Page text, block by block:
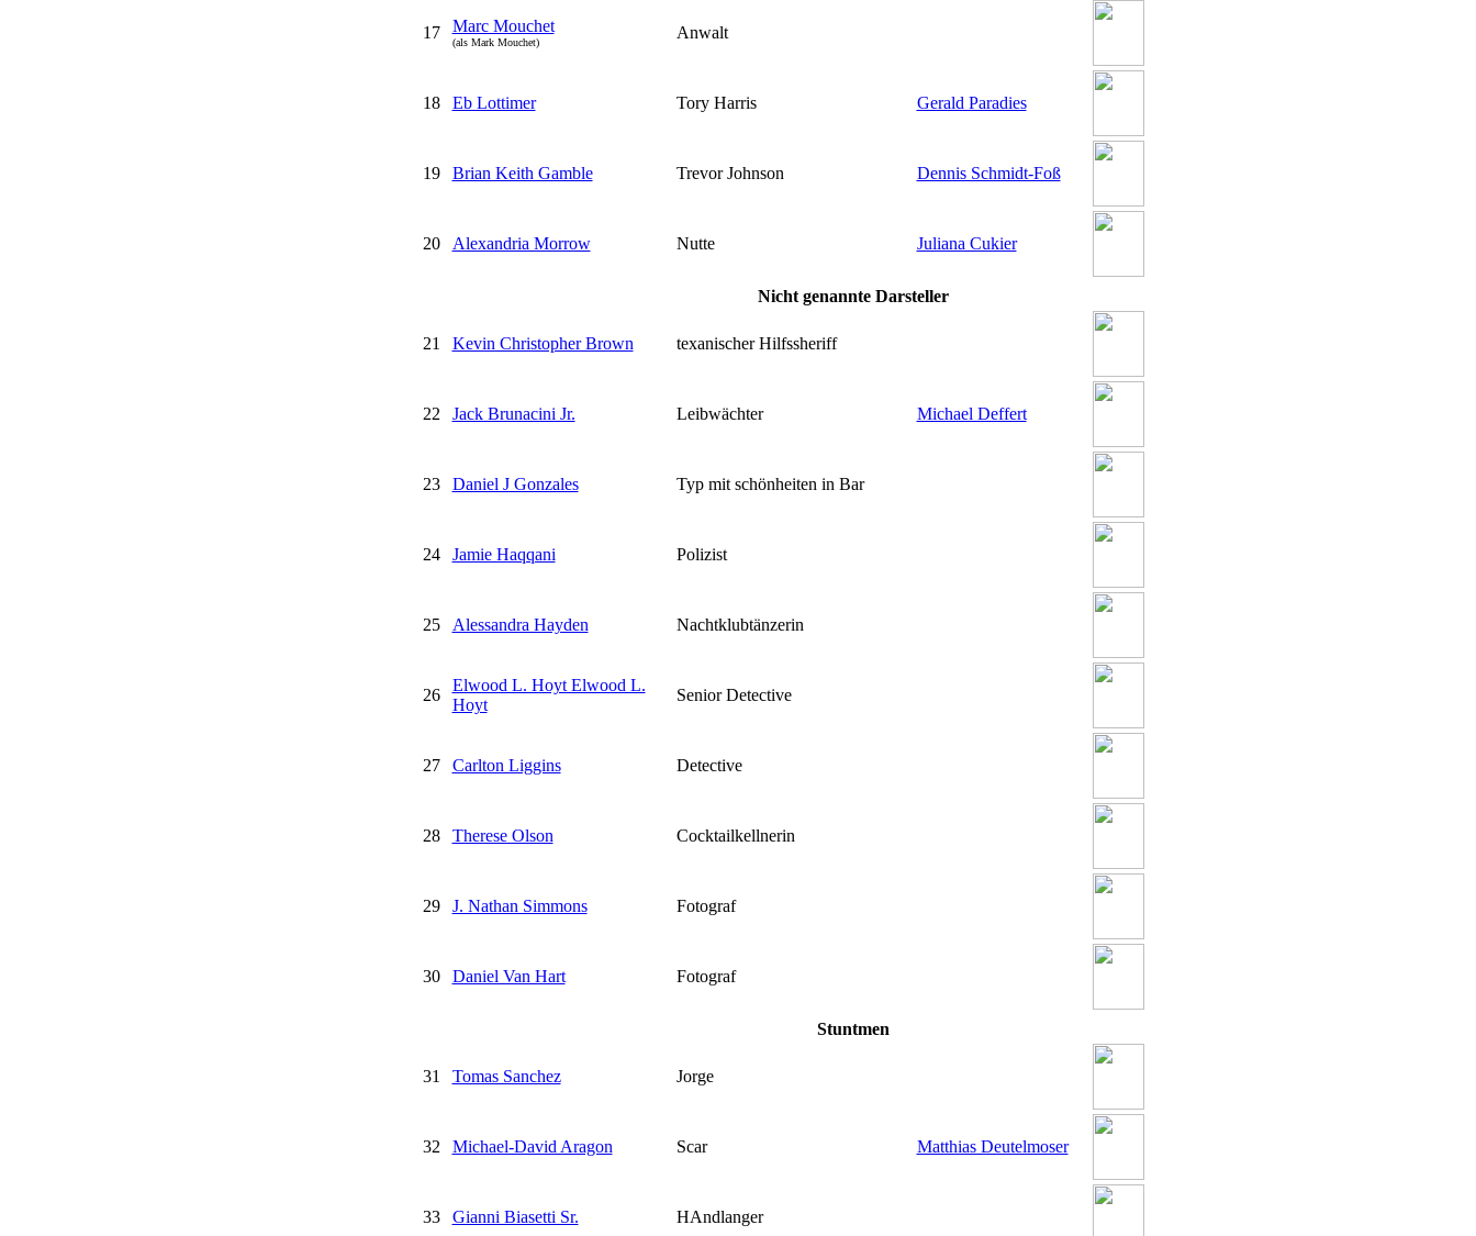
17 Marc Mouchet
(als Mark Mouchet)
Anwalt
18 Eb Lottimer Tory Harris Gerald Paradies
19 Brian Keith Gamble Trevor Johnson Dennis Schmidt-Foß
20 Alexandria Morrow Nutte Juliana Cukier
Nicht genannte Darsteller
21 Kevin Christopher Brown texanischer Hilfssheriff
22 Jack Brunacini Jr. Leibwächter Michael Deffert
23 Daniel J Gonzales Typ mit schönheiten in Bar
24 Jamie Haqqani Polizist
25 Alessandra Hayden Nachtklubtänzerin
26
Elwood L. Hoyt Elwood L.
Hoyt
Senior Detective
27 Carlton Liggins Detective
28 Therese Olson Cocktailkellnerin
29 J. Nathan Simmons Fotograf
30 Daniel Van Hart Fotograf
Stuntmen
31 Tomas Sanchez Jorge
32 Michael-David Aragon Scar Matthias Deutelmoser
33 Gianni Biasetti Sr. HAndlanger